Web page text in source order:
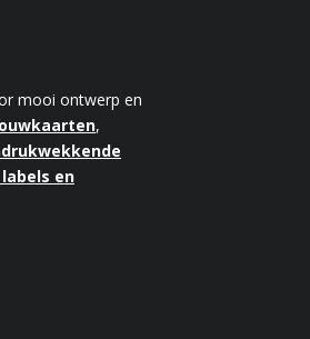
mooi ontwerp en
,
en